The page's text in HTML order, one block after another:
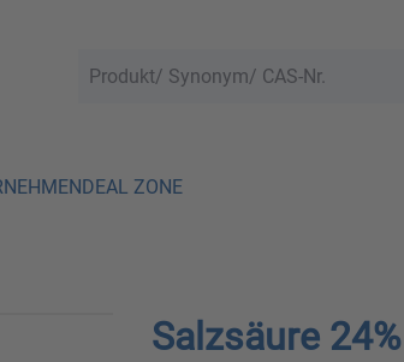
DEAL ZONE
Salzsäure 24%